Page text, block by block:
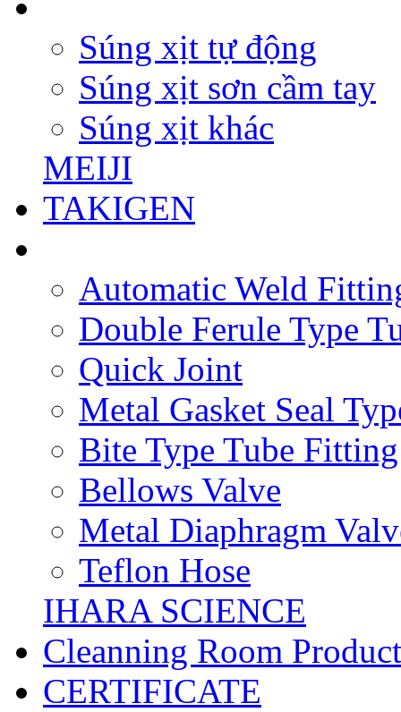
Súng xịt tự động
Súng xịt sơn cầm tay
Súng xịt khác
MEIJI
TAKIGEN
Automatic Weld
Double Ferule Type
Quick Joint
Metal Gasket Seal
Bite Type Tube Fitting
Bellows Valve
Metal Diaphragm
Teflon Hose
IHARA SCIENCE
Cleanning Room
CERTIFICATE